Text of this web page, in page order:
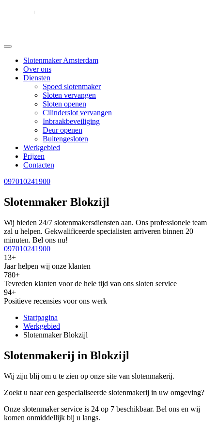
Slotenmaker Amsterdam
Over ons
Diensten
Spoed slotenmaker
Sloten vervangen
Sloten openen
Cilinderslot vervangen
Inbraakbeveiliging
Deur openen
Buitengesloten
Werkgebied
Prijzen
Contacten
097010241900
Slotenmaker Blokzijl
Wij bieden 24/7 slotenmakersdiensten aan. Ons professionele team
zal u helpen. Gekwalificeerde specialisten arriveren binnen 20
minuten. Bel ons nu!
097010241900
13+
Jaar helpen wij onze klanten
780+
Tevreden klanten voor de hele tijd van ons sloten service
94+
Positieve recensies voor ons werk
Startpagina
Werkgebied
Slotenmaker Blokzijl
Slotenmakerij in Blokzijl
Wij zijn blij om u te zien op onze site van slotenmakerij.
Zoekt u naar een gespecialiseerde slotenmakerij in uw omgeving?
Onze slotenmaker service is 24 op 7 beschikbaar. Bel ons en wij
komen onmiddellijk bij u langs.